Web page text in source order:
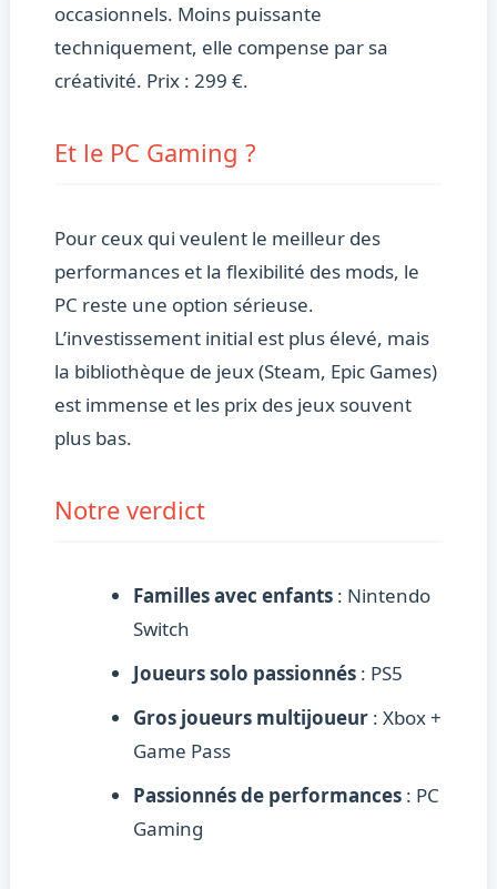
occasionnels. Moins puissante
techniquement, elle compense par sa
créativité. Prix : 299 €.
Et le PC Gaming ?
Pour ceux qui veulent le meilleur des
performances et la flexibilité des mods, le
PC reste une option sérieuse.
L’investissement initial est plus élevé, mais
la bibliothèque de jeux (Steam, Epic Games)
est immense et les prix des jeux souvent
plus bas.
Notre verdict
Familles avec enfants: Nintendo
Switch
Joueurs solo passionnés: PS5
Gros joueurs multijoueur: Xbox +
Game Pass
Passionnés de performances: PC
Gaming